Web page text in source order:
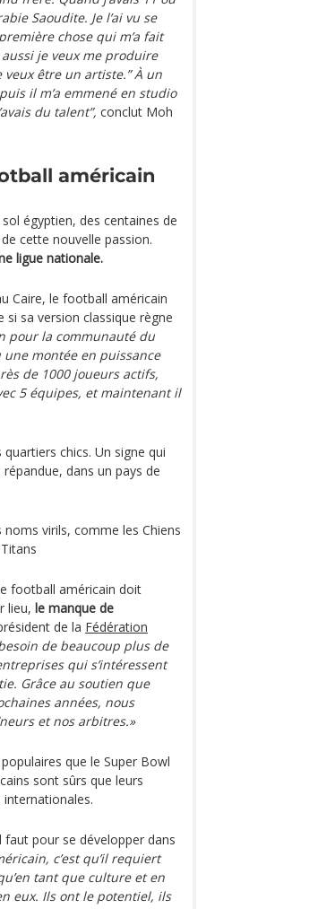
Saoudite. Je l’ai vu se
chose qui m’a fait
je veux me produire
être un artiste.” À un
il m’a emmené en studio
du talent”, conclut Moh
américain
égyptien, des centaines de
cette nouvelle passion.
ligue nationale.
Caire, le football américain
sa version classique règne
pour la communauté du
montée en puissance
de 1000 joueurs actifs,
5 équipes, et maintenant il
chics. Un signe qui
dans un pays de
virils, comme les Chiens
football américain doit
lieu, le manque de
de la Fédération
de beaucoup plus de
qui s’intéressent
Grâce au soutien que
années, nous
et nos arbitres.»
que le Super Bowl
sont sûrs que leurs
pour se développer dans
c’est qu’il requiert
tant que culture et en
eux. Ils ont le potentiel, ils